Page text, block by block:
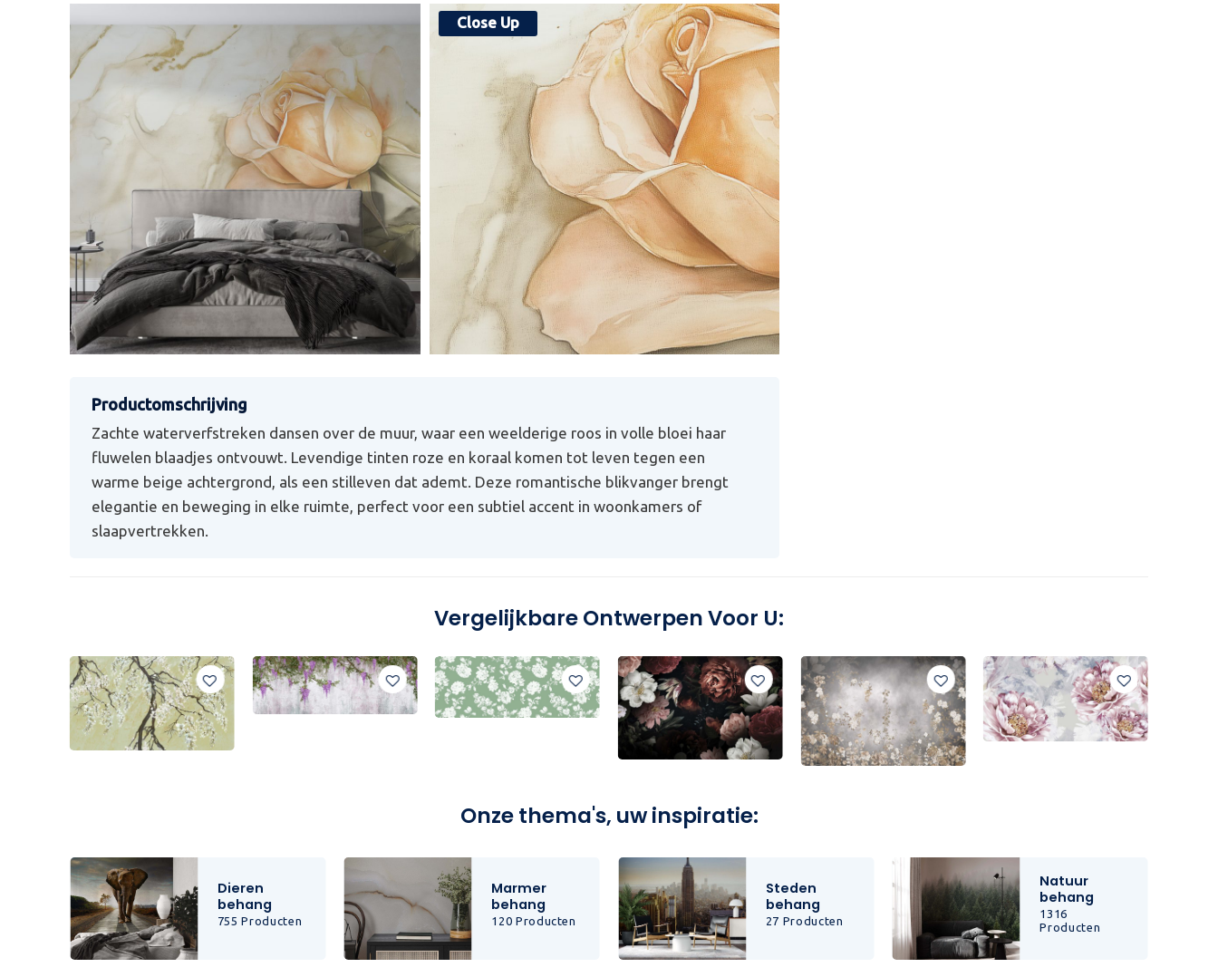
Zachte waterverfstreken dansen over de muur, waar een weelderige roos in volle bloei haar
fluwelen blaadjes ontvouwt. Levendige tinten roze en koraal komen tot leven tegen een
warme beige achtergrond, als een stilleven dat ademt. Deze romantische blikvanger brengt
elegantie en beweging in elke ruimte, perfect voor een subtiel accent in woonkamers of
slaapvertrekken.
Vergelijkbare Ontwerpen Voor U:
Onze thema's, uw inspiratie:
Dieren
behang
755 Producten
Marmer
behang
120 Producten
Steden
behang
27 Producten
Natuur
behang
1316
Producten